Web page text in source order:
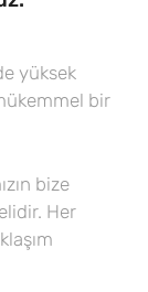
yüksek
bir
bize
Her